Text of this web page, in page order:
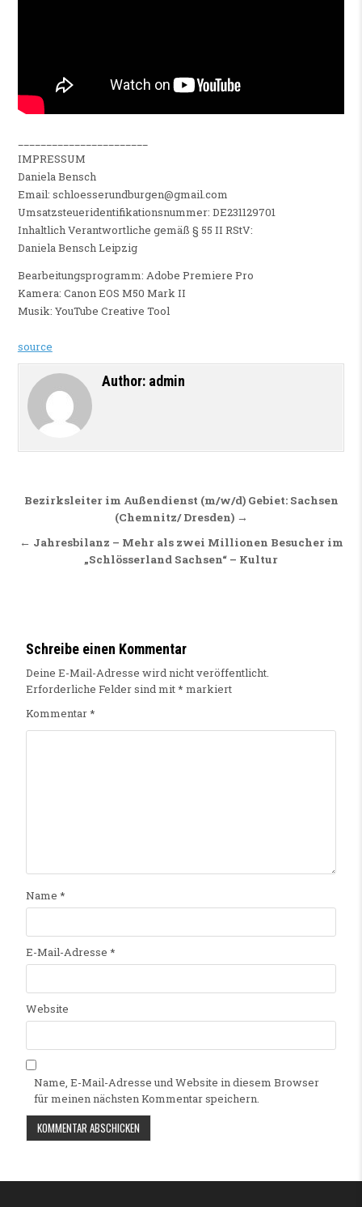
IMPRESSUM
Daniela Bensch
Email: schloesserundburgen@gmail.com
Umsatzsteueridentifikationsnummer: DE231129701
Inhaltlich Verantwortliche gemäß § 55 II RStV:
Daniela Bensch Leipzig
Bearbeitungsprogramm: Adobe Premiere Pro
Kamera: Canon EOS M50 Mark II
Musik: YouTube Creative Tool
source
Author: admin
Beitragsnavigation
Bezirksleiter im Außendienst (m/w/d) Gebiet: Sachsen
(Chemnitz/ Dresden) →
← Jahresbilanz – Mehr als zwei Millionen Besucher im
„Schlösserland Sachsen“ – Kultur
Schreibe einen Kommentar
Deine E-Mail-Adresse wird nicht veröffentlicht.
Erforderliche Felder sind mit* markiert
Kommentar*
Name *
E-Mail-Adresse *
Website
Name, E-Mail-Adresse und Website in diesem Browser
für meinen nächsten Kommentar speichern.